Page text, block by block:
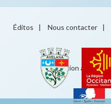
Éditos | Nous contacter |
Éducation artistique